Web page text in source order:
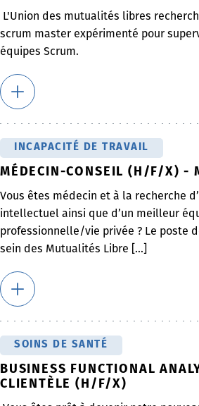
L'Union des mutualités libres
scrum master expérimenté pour
équipes Scrum.
INCAPACITÉ DE TRAVAIL
MÉDECIN-CONSEIL (H/F/X) -
Vous êtes médecin et à la recherche
intellectuel ainsi que d’un meilleur
professionnelle/vie privée ? Le poste
sein des Mutualités Libre [...]
SOINS DE SANTÉ
BUSINESS FUNCTIONAL
CLIENTÈLE (H/F/X)